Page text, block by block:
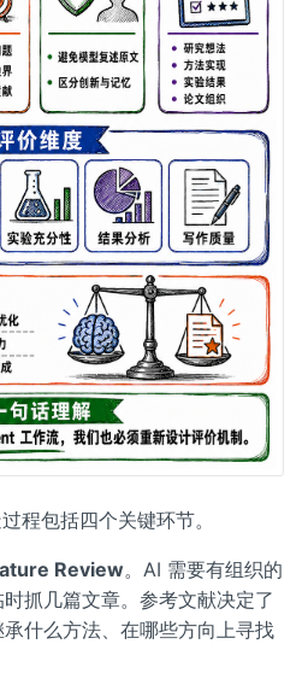
程包括四个关键环节。
Review。AI 需要有组织的
抓几篇文章。参考文献决定了
什么方法、在哪些方向上寻找